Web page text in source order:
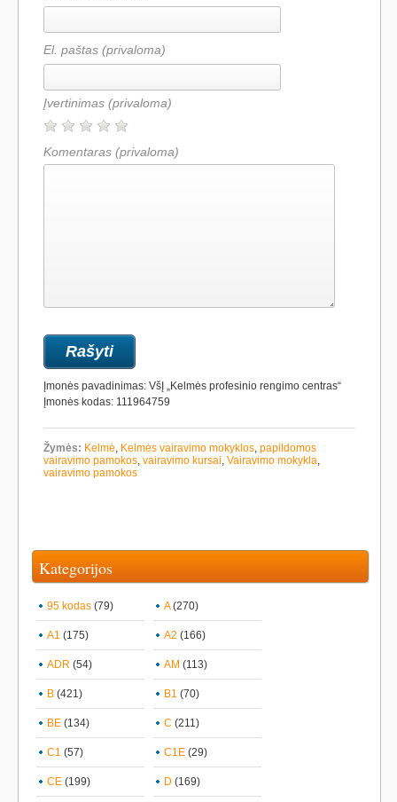
El. paštas (privaloma)
Įvertinimas (privaloma)
Komentaras (privaloma)
Įmonės pavadinimas: VšĮ „Kelmės profesinio rengimo centras“
Įmonės kodas: 111964759
Žymės: Kelmė, Kelmės vairavimo mokyklos, papildomos
vairavimo pamokos, vairavimo kursai, Vairavimo mokykla,
vairavimo pamokos
Kategorijos
95 kodas (79) A(270)
A1 (175) A2 (166)
ADR (54) AM (113)
B (421) B1 (70)
BE (134) C (211)
C1 (57) C1E (29)
CE (199) D (169)